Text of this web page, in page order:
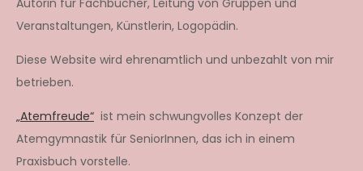
Autorin für Fachbücher, Leitung von Gruppen und
Veranstaltungen, Künstlerin, Logopädin.
Diese Website wird ehrenamtlich und unbezahlt von mir
betrieben.
„Atemfreude“ ist mein schwungvolles Konzept der
Atemgymnastik für SeniorInnen, das ich in einem
Praxisbuch vorstelle.